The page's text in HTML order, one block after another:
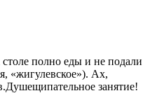
полно еды и не подали
«жигулевское»). Ах,
занятие!